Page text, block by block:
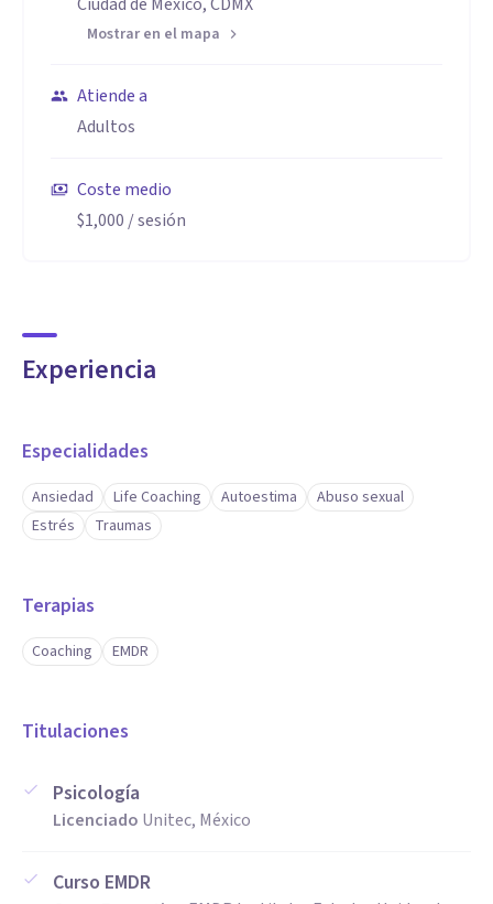
Mostrar en el mapa
Atiende a
Adultos
Coste medio
$1,000 / sesión
Experiencia
Especialidades
Ansiedad Life Coaching Autoestima
Abuso sexual
Estrés
Traumas
Terapias
Coaching EMDR
Titulaciones
Psicología
Licenciado Unitec, México
Curso EMDR